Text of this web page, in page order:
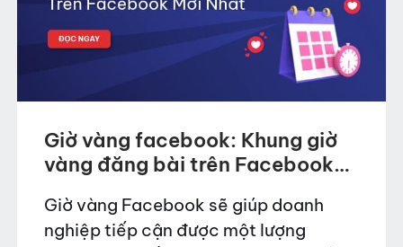
Giờ vàng facebook: Khung giờ
vàng đăng bài trên Facebook
Giờ vàng Facebook sẽ giúp doanh
nghiệp tiếp cận được một lượng